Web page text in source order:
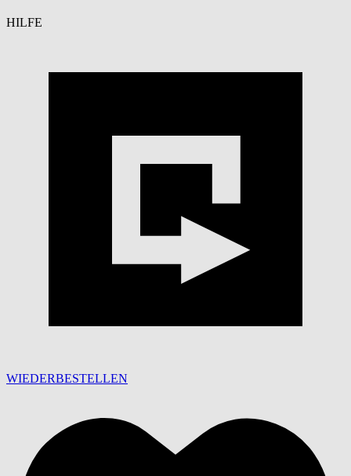
HILFE
WIEDERBESTELLEN